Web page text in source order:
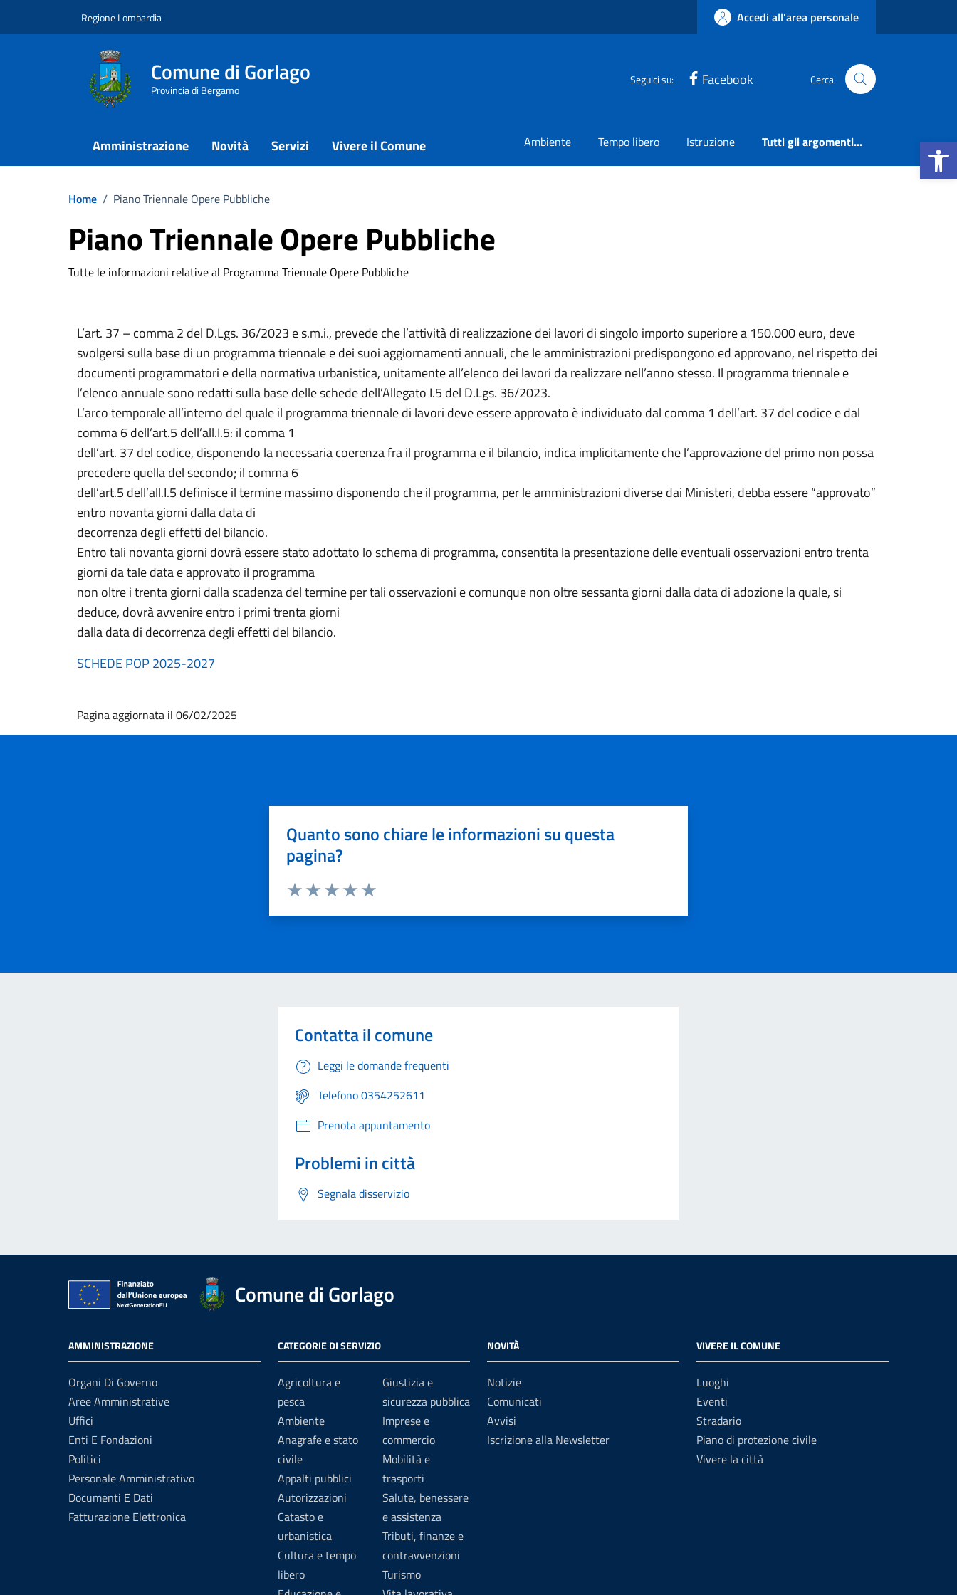
Apri la
Regione Lombardia Accedi all'area personale
Comune di Gorlago
Provincia di Bergamo
Seguici su: Facebook Cerca
Amministrazione Novità Servizi Vivere il Comune Ambiente Tempo libero Istruzione Tutti gli argomenti...
Home / Piano Triennale Opere Pubbliche
Piano Triennale Opere Pubbliche
Tutte le informazioni relative al Programma Triennale Opere Pubbliche
L’art. 37 – comma 2 del D.Lgs. 36/2023 e s.m.i., prevede che l’attività di realizzazione dei lavori di singolo importo superiore a 150.000 euro, deve
svolgersi sulla base di un programma triennale e dei suoi aggiornamenti annuali, che le amministrazioni predispongono ed approvano, nel rispetto dei
documenti programmatori e della normativa urbanistica, unitamente all’elenco dei lavori da realizzare nell’anno stesso. Il programma triennale e
l’elenco annuale sono redatti sulla base delle schede dell’Allegato I.5 del D.Lgs. 36/2023.
L’arco temporale all’interno del quale il programma triennale di lavori deve essere approvato è individuato dal comma 1 dell’art. 37 del codice e dal
comma 6 dell’art.5 dell’all.I.5: il comma 1
dell’art. 37 del codice, disponendo la necessaria coerenza fra il programma e il bilancio, indica implicitamente che l’approvazione del primo non possa
precedere quella del secondo; il comma 6
dell’art.5 dell’all.I.5 definisce il termine massimo disponendo che il programma, per le amministrazioni diverse dai Ministeri, debba essere “approvato”
entro novanta giorni dalla data di
decorrenza degli effetti del bilancio.
Entro tali novanta giorni dovrà essere stato adottato lo schema di programma, consentita la presentazione delle eventuali osservazioni entro trenta
giorni da tale data e approvato il programma
non oltre i trenta giorni dalla scadenza del termine per tali osservazioni e comunque non oltre sessanta giorni dalla data di adozione la quale, si
deduce, dovrà avvenire entro i primi trenta giorni
dalla data di decorrenza degli effetti del bilancio.
SCHEDE POP 2025-2027
Pagina aggiornata il 06/02/2025
Quanto sono chiare le informazioni su questa
pagina?
Contatta il comune
Leggi le domande frequenti
Telefono 0354252611
Prenota appuntamento
Problemi in città
Segnala disservizio
Comune di Gorlago
AMMINISTRAZIONE
Organi Di Governo
Aree Amministrative
Uffici
Enti E Fondazioni
Politici
Personale Amministrativo
Documenti E Dati
Fatturazione Elettronica
CATEGORIE DI SERVIZIO
Agricoltura e
pesca
Ambiente
Anagrafe e stato
civile
Appalti pubblici
Autorizzazioni
Catasto e
urbanistica
Cultura e tempo
libero
Giustizia e
sicurezza pubblica
Imprese e
commercio
Mobilità e
trasporti
Salute, benessere
e assistenza
Tributi, finanze e
contravvenzioni
Turismo
NOVITÀ
Notizie
Comunicati
Avvisi
Iscrizione alla Newsletter
VIVERE IL COMUNE
Luoghi
Eventi
Stradario
Piano di protezione civile
Vivere la città